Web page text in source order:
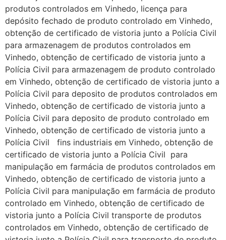
produtos controlados em Vinhedo, licença para
depósito fechado de produto controlado em Vinhedo,
obtenção de certificado de vistoria junto a Polícia Civil
para armazenagem de produtos controlados em
Vinhedo, obtenção de certificado de vistoria junto a
Polícia Civil para armazenagem de produto controlado
em Vinhedo, obtenção de certificado de vistoria junto a
Polícia Civil para deposito de produtos controlados em
Vinhedo, obtenção de certificado de vistoria junto a
Polícia Civil para deposito de produto controlado em
Vinhedo, obtenção de certificado de vistoria junto a
Polícia Civil fins industriais em Vinhedo, obtenção de
certificado de vistoria junto a Polícia Civil para
manipulação em farmácia de produtos controlados em
Vinhedo, obtenção de certificado de vistoria junto a
Polícia Civil para manipulação em farmácia de produto
controlado em Vinhedo, obtenção de certificado de
vistoria junto a Polícia Civil transporte de produtos
controlados em Vinhedo, obtenção de certificado de